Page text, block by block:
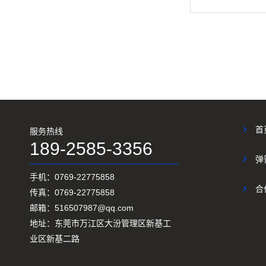
服务热线
189-2585-3356
手机：0769-22775858
传真：0769-22775858
邮箱：516507987@qq.com
地址：东莞市万江区大汾管理区新基工
业区新基二路
首
弹
合